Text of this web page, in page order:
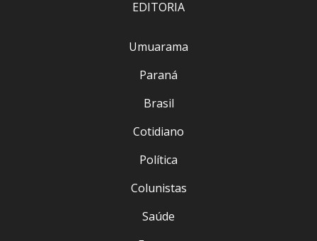
EDITORIA
Umuarama
Paraná
Brasil
Cotidiano
Política
Colunistas
Saúde